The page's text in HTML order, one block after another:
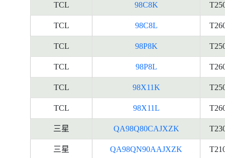
籤
料
TCL 98C8K
TCL 98C8L
TCL 98P8K
TCL 98P8L
TCL 98X11K
TCL 98X11L
三星 QA98Q80CAJXZK
三星 QA98QN90AAJXZK